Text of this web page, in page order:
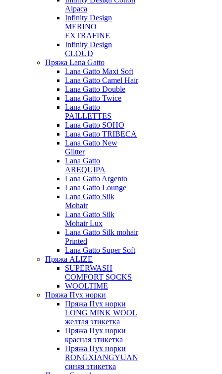
Alpaca
Infinity Design
MERINO
EXTRAFINE
Infinity Design
CLOUD
Пряжа Lana Gatto
Lana Gatto Maxi Soft
Lana Gatto Camel Hair
Lana Gatto Double
Lana Gatto Twice
Lana Gatto
PAILLETTES
Lana Gatto SOHO
Lana Gatto TRIBECA
Lana Gatto New
Glitter
Lana Gatto
AREQUIPA
Lana Gatto Argento
Lana Gatto Lounge
Lana Gatto Silk
Mohair
Lana Gatto Silk
Mohair Lux
Lana Gatto Silk mohair
Printed
Lana Gatto Super Soft
Пряжа ALIZE
SUPERWASH
COMFORT SOCKS
WOOLTIME
Пряжа Пух норки
Пряжа Пух норки
LONG MINK WOOL
желтая этикетка
Пряжа Пух норки
красная этикетка
Пряжа Пух норки
RONGXIANGYUAN
синяя этикетка